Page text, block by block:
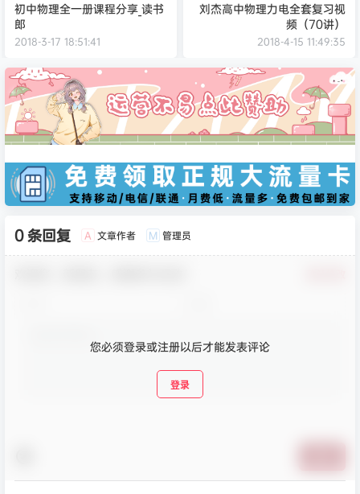
初中物理全一册课程分享_读书
郎
2018-3-17 18:51:41
刘杰高中物理力电全套复习视
频（70讲）
2018-4-15 11:49:35
0 条回复 A 文章作者 M 管理员
您必须登录或注册以后才能发表评论
登录